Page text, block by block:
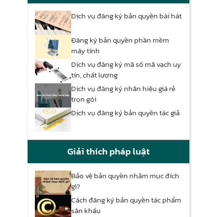
Dịch vụ đăng ký bản quyền bài hát
Đăng ký bản quyền phần mềm
máy tính
Dịch vụ đăng ký mã số mã vạch uy
tín, chất lượng
Dịch vụ đăng ký nhãn hiệu giá rẻ
trọn gói
Dịch vụ đăng ký bản quyền tác giả
Giải thích pháp luật
Bảo vệ bản quyền nhằm mục đích
gì?
Cách đăng ký bản quyền tác phẩm
sân khấu